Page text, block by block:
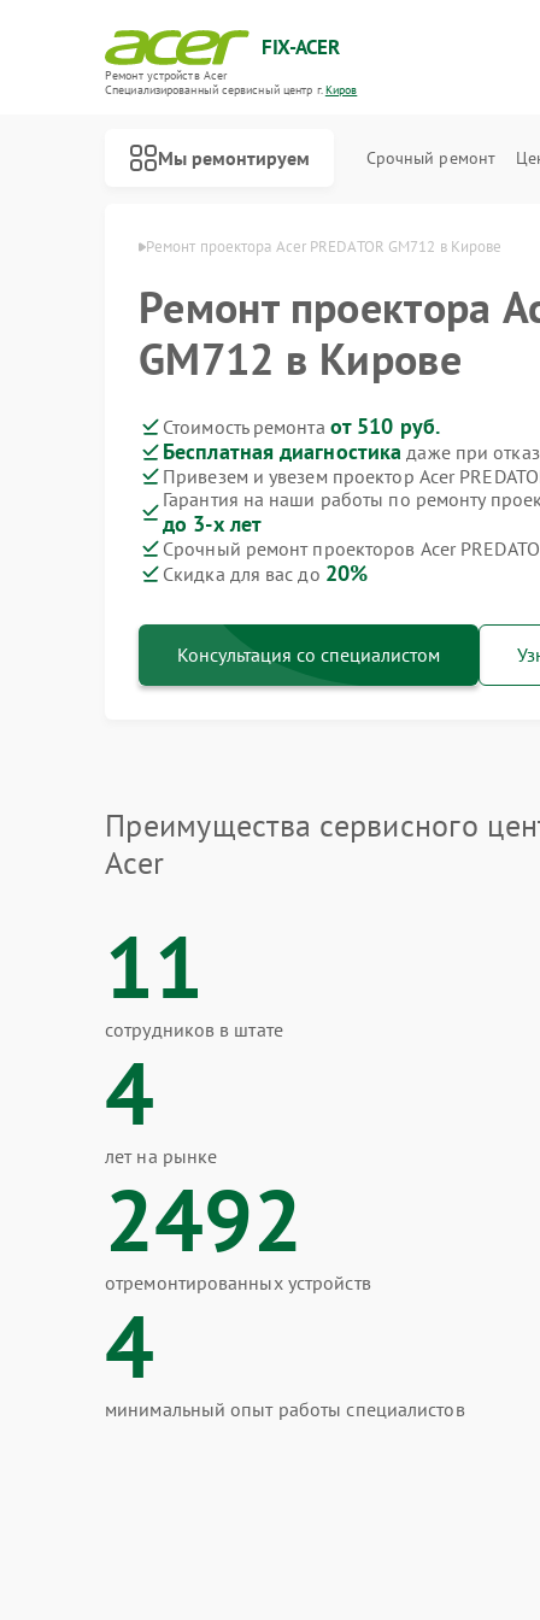
FIX-ACER
Ремонт устройств Acer
Специализированный cервисный центр г.Киров
Мы ремонтируем Срочный ремонт
Ремонт проектора Acer PREDATOR GM712 в Кирове
Ремонт проектора
GM712 в Кирове
Стоимость ремонта от 510 руб.
Бесплатная диагностика даже при
Привезем и увезем проектор Acer
Гарантия на наши работы по ремонту
до 3-х лет
Срочный ремонт проекторов Acer
Скидка для вас до 20%
Консультация со специалистом
Преимущества сервисного
Acer
11
сотрудников в штате
4
лет на рынке
2492
отремонтированных устройств
4
минимальный опыт работы специалистов